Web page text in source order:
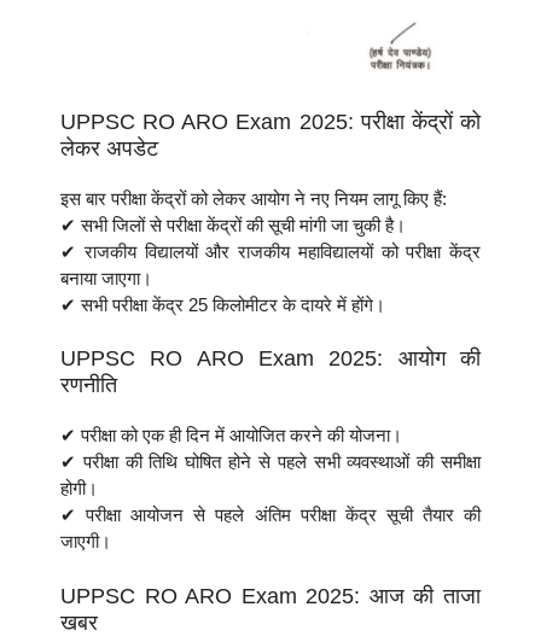
UPPSC RO ARO Exam 2025: परीक्षा केंद्रों को
लेकर अपडेट
इस बार परीक्षा केंद्रों को लेकर आयोग ने नए नियम लागू किए हैं:
✔ सभी जिलों से परीक्षा केंद्रों की सूची मांगी जा चुकी है।
✔ राजकीय विद्यालयों और राजकीय महाविद्यालयों को परीक्षा केंद्र
बनाया जाएगा।
✔ सभी परीक्षा केंद्र 25 किलोमीटर के दायरे में होंगे।
UPPSC RO ARO Exam 2025: आयोग की
रणनीति
✔ परीक्षा को एक ही दिन में आयोजित करने की योजना।
✔ परीक्षा की तिथि घोषित होने से पहले सभी व्यवस्थाओं की समीक्षा
होगी।
✔ परीक्षा आयोजन से पहले अंतिम परीक्षा केंद्र सूची तैयार की
जाएगी।
UPPSC RO ARO Exam 2025: आज की ताजा
खबर